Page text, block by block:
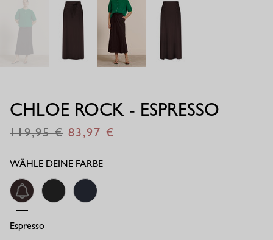
CHLOE ROCK - ESPRESSO
119,95 83,97
WÄHLE DEINE FARBE
EspressoSchwarz